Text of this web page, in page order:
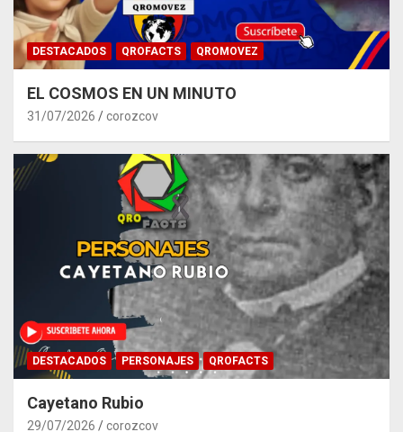
DESTACADOS QROFACTS QROMOVEZ
EL COSMOS EN UN MINUTO
31/07/2026 corozcov
DESTACADOS PERSONAJES QROFACTS
Cayetano Rubio
29/07/2026 corozcov